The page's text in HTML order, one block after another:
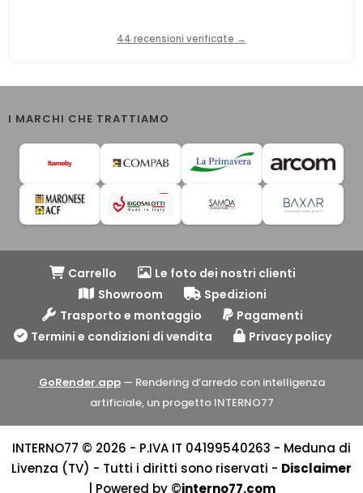
44 recensioni verificate →
I MARCHI CHE TRATTIAMO
Carrello
Le foto dei nostri clienti
Showroom
Spedizioni
Trasporto e montaggio
Pagamenti
Termini e condizioni di vendita
Privacy policy
GoRender.app— Rendering d’arredo con intelligenza
artificiale, un progetto INTERNO77
INTERNO77 © 2026 - P.IVA IT 04199540263 - Meduna di
Livenza (TV) - Tutti i diritti sono riservati - Disclaimer
| Powered by ©interno77.com